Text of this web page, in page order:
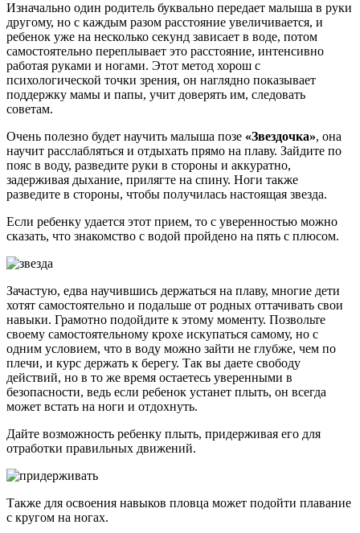
Изначально один родитель буквально передает малыша в руки
другому, но с каждым разом расстояние увеличивается, и
ребенок уже на несколько секунд зависает в воде, потом
самостоятельно переплывает это расстояние, интенсивно
работая руками и ногами. Этот метод хорош с
психологической точки зрения, он наглядно показывает
поддержку мамы и папы, учит доверять им, следовать
советам.
Очень полезно будет научить малыша позе «Звездочка», она
научит расслабляться и отдыхать прямо на плаву. Зайдите по
пояс в воду, разведите руки в стороны и аккуратно,
задерживая дыхание, прилягте на спину. Ноги также
разведите в стороны, чтобы получилась настоящая звезда.
Если ребенку удается этот прием, то с уверенностью можно
сказать, что знакомство с водой пройдено на пять с плюсом.
Зачастую, едва научившись держаться на плаву, многие дети
хотят самостоятельно и подальше от родных оттачивать свои
навыки. Грамотно подойдите к этому моменту. Позвольте
своему самостоятельному крохе искупаться самому, но с
одним условием, что в воду можно зайти не глубже, чем по
плечи, и курс держать к берегу. Так вы даете свободу
действий, но в то же время остаетесь уверенными в
безопасности, ведь если ребенок устанет плыть, он всегда
может встать на ноги и отдохнуть.
Дайте возможность ребенку плыть, придерживая его для
отработки правильных движений.
Также для освоения навыков пловца может подойти плавание
с кругом на ногах.